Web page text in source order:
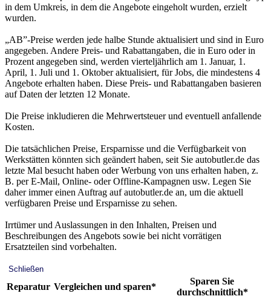
in dem Umkreis, in dem die Angebote eingeholt wurden, erzielt
wurden.
„AB”-Preise werden jede halbe Stunde aktualisiert und sind in Euro
angegeben. Andere Preis- und Rabattangaben, die in Euro oder in
Prozent angegeben sind, werden vierteljährlich am 1. Januar, 1.
April, 1. Juli und 1. Oktober aktualisiert, für Jobs, die mindestens 4
Angebote erhalten haben. Diese Preis- und Rabattangaben basieren
auf Daten der letzten 12 Monate.
Die Preise inkludieren die Mehrwertsteuer und eventuell anfallende
Kosten.
Die tatsächlichen Preise, Ersparnisse und die Verfügbarkeit von
Werkstätten könnten sich geändert haben, seit Sie autobutler.de das
letzte Mal besucht haben oder Werbung von uns erhalten haben, z.
B. per E-Mail, Online- oder Offline-Kampagnen usw. Legen Sie
daher immer einen Auftrag auf autobutler.de an, um die aktuell
verfügbaren Preise und Ersparnisse zu sehen.
Irrtümer und Auslassungen in den Inhalten, Preisen und
Beschreibungen des Angebots sowie bei nicht vorrätigen
Ersatzteilen sind vorbehalten.
Schließen
Reparatur Vergleichen und sparen*
Sparen Sie
durchschnittlich*